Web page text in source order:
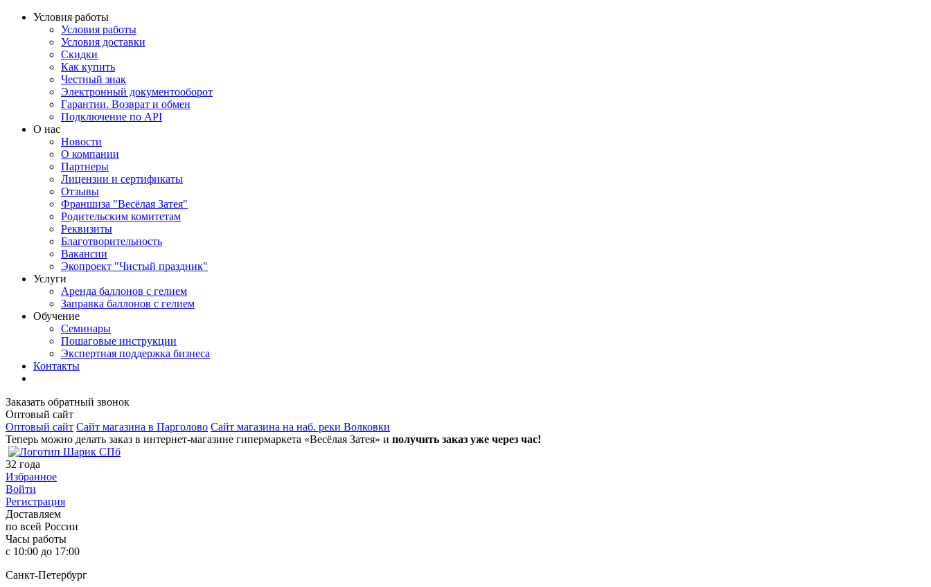
Условия работы
Условия работы
Условия доставки
Скидки
Как купить
Честный знак
Электронный документооборот
Гарантии. Возврат и обмен
Подключение по API
О нас
Новости
О компании
Партнеры
Лицензии и сертификаты
Отзывы
Франшиза "Весёлая Затея"
Родительским комитетам
Реквизиты
Благотворительность
Вакансии
Экопроект "Чистый праздник"
Услуги
Аренда баллонов с гелием
Заправка баллонов с гелием
Обучение
Семинары
Пошаговые инструкции
Экспертная поддержка бизнеса
Контакты
Заказать обратный звонок
Оптовый сайт
Оптовый сайт Сайт магазина в Парголово Сайт магазина на наб. реки Волковки
Теперь можно делать заказ в интернет-магазине гипермаркета «Весёлая Затея» и получить заказ уже через час!
32 года
Избранное
Войти
Регистрация
Доставляем
по всей России
Часы работы
с 10:00 до 17:00
Санкт-Петербург